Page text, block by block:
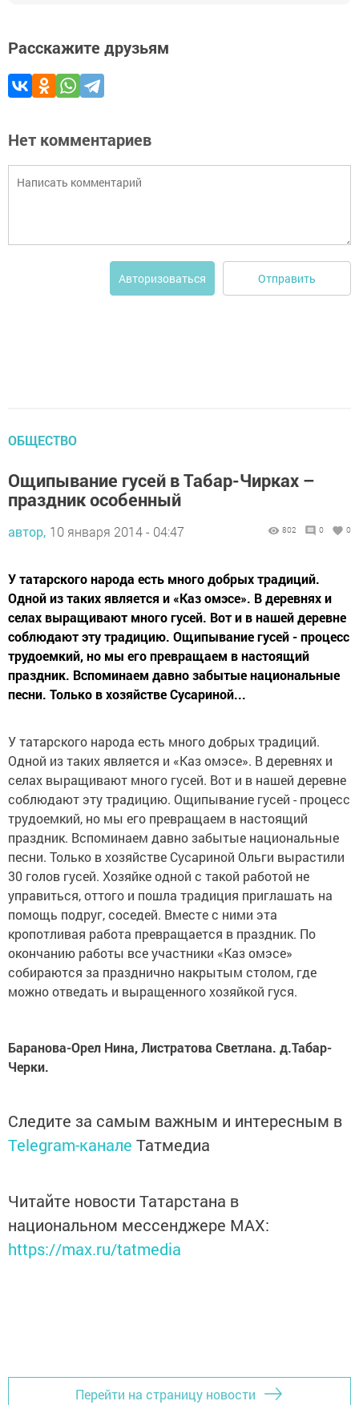
Расскажите друзьям
Нет комментариев
Авторизоваться Отправить
ОБЩЕСТВО
Ощипывание гусей в Табар-Чирках –
праздник особенный
автор, 10 января 2014 - 04:47 802 0 0
У татарского народа есть много добрых традиций.
Одной из таких является и «Каз омэсе». В деревнях и
селах выращивают много гусей. Вот и в нашей деревне
соблюдают эту традицию. Ощипывание гусей - процесс
трудоемкий, но мы его превращаем в настоящий
праздник. Вспоминаем давно забытые национальные
песни. Только в хозяйстве Сусариной...
У татарского народа есть много добрых традиций.
Одной из таких является и «Каз омэсе». В деревнях и
селах выращивают много гусей. Вот и в нашей деревне
соблюдают эту традицию. Ощипывание гусей - процесс
трудоемкий, но мы его превращаем в настоящий
праздник. Вспоминаем давно забытые национальные
песни. Только в хозяйстве Сусариной Ольги вырастили
30 голов гусей. Хозяйке одной с такой работой не
управиться, оттого и пошла традиция приглашать на
помощь подруг, соседей. Вместе с ними эта
кропотливая работа превращается в праздник. По
окончанию работы все участники «Каз омэсе»
собираются за празднично накрытым столом, где
можно отведать и выращенного хозяйкой гуся.
Баранова-Орел Нина, Листратова Светлана. д.Табар-
Черки.
Следите за самым важным и интересным в
Telegram-канале Татмедиа
Читайте новости Татарстана в
национальном мессенджере MАХ:
https://max.ru/tatmedia
Перейти на страницу новости